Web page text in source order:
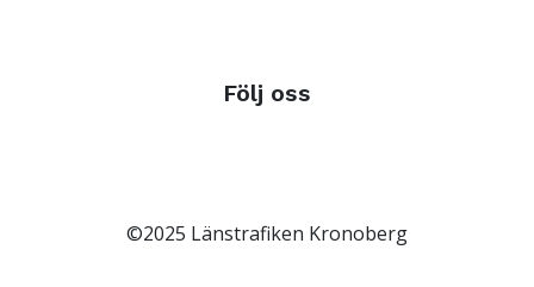
Följ oss
©2025 Länstrafiken Kronoberg